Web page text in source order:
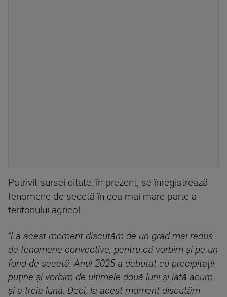
Potrivit sursei citate, în prezent, se înregistrează
fenomene de secetă în cea mai mare parte a
teritoriului agricol.
"La acest moment discutăm de un grad mai redus
de fenomene convective, pentru că vorbim şi pe un
fond de secetă. Anul 2025 a debutat cu precipitaţii
puţine şi vorbim de ultimele două luni şi iată acum
şi a treia lună. Deci, la acest moment discutăm